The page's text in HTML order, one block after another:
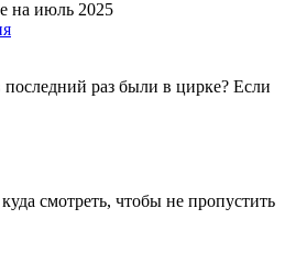
последний раз были в цирке? Если
смотреть, чтобы не пропустить